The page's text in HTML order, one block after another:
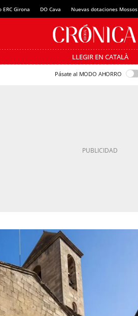
ERC Girona DO Cava Nuevas dotaciones Mossos
LLEGIR EN CATALÀ
Pásate al MODO AHORRO